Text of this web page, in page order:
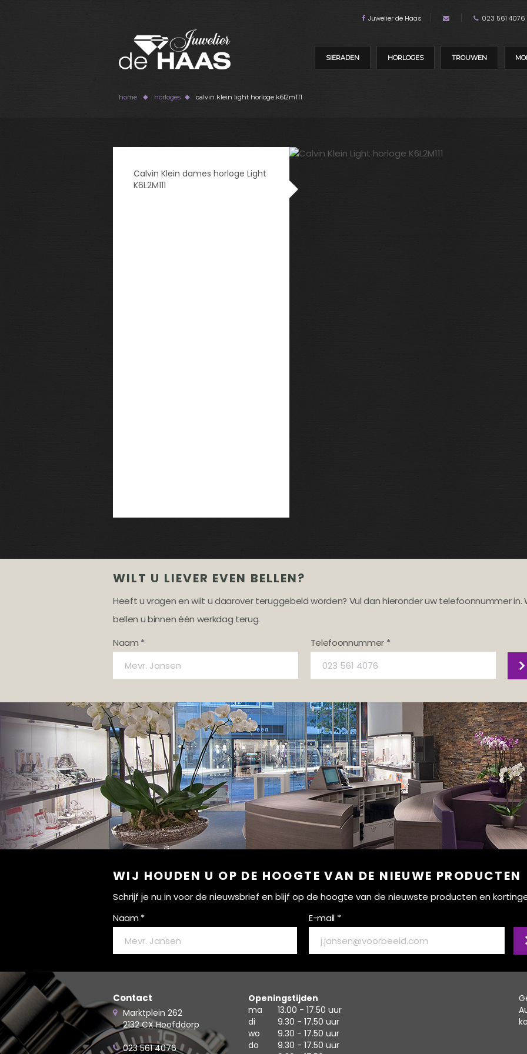
Juwelier de Haas 023 561 4076
SIERADEN HORLOGES TROUWEN
home horloges calvin klein light horloge k6l2m111
Calvin Klein dames horloge Light
K6L2M111
WILT U LIEVER EVEN BELLEN?
Heeft u vragen en wilt u daarover teruggebeld worden? Vul dan hieronder uw telefoonnummer in.
bellen u binnen één werkdag terug.
Naam *
Telefoonnummer *
WIJ HOUDEN U OP DE HOOGTE VAN DE NIEUWE PRODUCTEN
Schrijf je nu in voor de nieuwsbrief en blijf op de hoogte van de nieuwste producten en
Naam *
E-mail *
Contact
Marktplein 262
2132 CX Hoofddorp
023 561 4076
Openingstijden
ma
13.00 - 17.50 uur
di
9.30 - 17.50 uur
wo
9.30 - 17.50 uur
do
9.30 - 17.50 uur